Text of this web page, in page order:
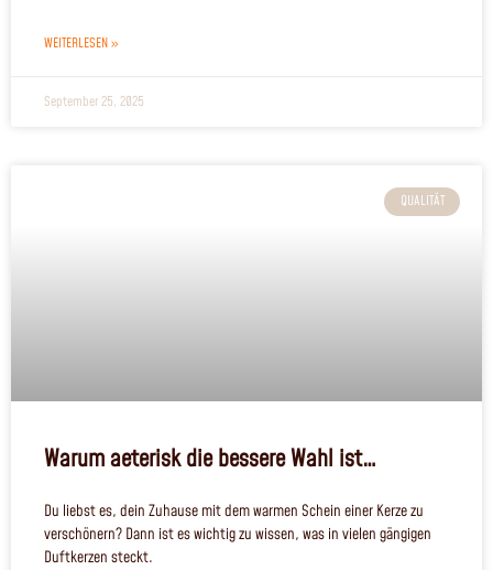
WEITERLESEN »
September 25, 2025
QUALITÄT
Warum aeterisk die bessere Wahl ist…
Du liebst es, dein Zuhause mit dem warmen Schein einer Kerze zu
verschönern? Dann ist es wichtig zu wissen, was in vielen gängigen
Duftkerzen steckt.